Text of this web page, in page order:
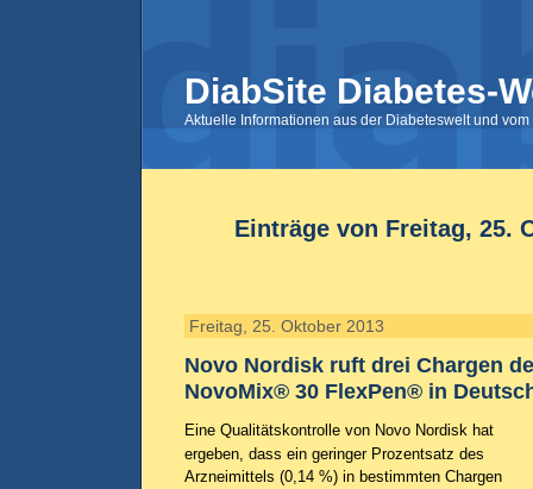
DiabSite Diabetes-
Aktuelle Informationen aus der Diabeteswelt und
Einträge von Freitag, 25.
Freitag, 25. Oktober 2013
Novo Nordisk ruft drei Chargen
NovoMix® 30 FlexPen® in
Eine Qualitätskontrolle von Novo Nordisk hat
ergeben, dass ein geringer Prozentsatz des
Arzneimittels (0,14 %) in bestimmten Chargen